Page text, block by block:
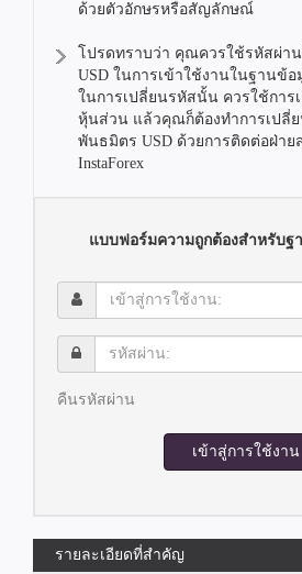
ด้วยตัวอักษรหรือสัญลักษณ์
โปรดทราบว่า คุณควรใช้รหัสผ่
USD ในการเข้าใช้งานในฐานข้
ในการเปลี่ยนรหัสนั้น ควรใช้การ
หุ้นส่วน แล้วคุณก็ต้องทำการเปลี่
พันธมิตร USD ด้วยการติดต่อฝ่า
InstaForex
แบบฟอร์มความถูกต้องสำหรับ
เข้า
สู่
การ
ใช้
รหัส
ผ่าน:
คืนรหัสผ่าน
เข้าสู่การใช้งาน
รายละเอียดที่สำคัญ